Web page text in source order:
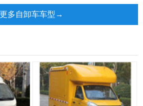
更多自卸车车型→